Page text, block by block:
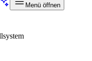
Menü öffnen